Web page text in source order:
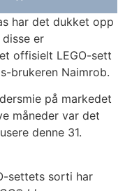
har det dukket opp
er
offisielt LEGO-sett
brukeren Naimrob.
på markedet
måneder var det
denne 31.
settets sorti har